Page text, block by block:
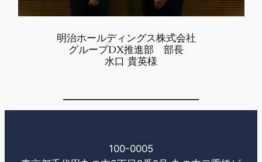
明治ホールディングス株式会社
グループDX推進部 部長
水口 貴英様
100-0005